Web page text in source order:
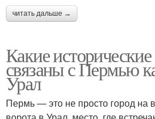
читать дальше →
Какие
связаны с Пермью
Урал
Пермь — это не просто город на